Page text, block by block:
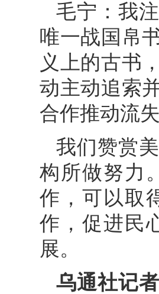
毛宁：我
唯一战国帛
义上的古书
动主动追索
合作推动流
我们赞赏
构所做努力
作，可以取
作，促进民
展。
乌通社记